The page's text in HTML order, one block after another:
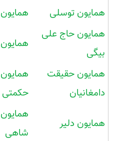
همایون توسلی
همایون حاج علی
بیگی
همایون حقیقت
دامغانیان
همایون
حکمتی
همایون دلیر
شاهی